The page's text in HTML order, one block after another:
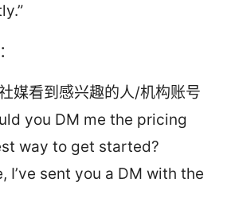
媒看到感兴趣的人/机构账号
you DM me the pricing
way to get started?
I’ve sent you a DM with the